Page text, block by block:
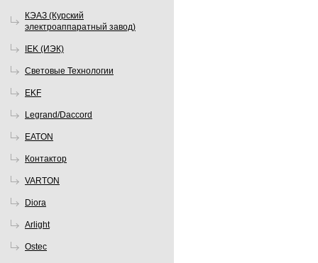
КЭАЗ (Курский
электроаппаратный завод)
IEK (ИЭК)
Световые Технологии
EKF
Legrand/Daccord
EATON
Контактор
VARTON
Diora
Arlight
Ostec